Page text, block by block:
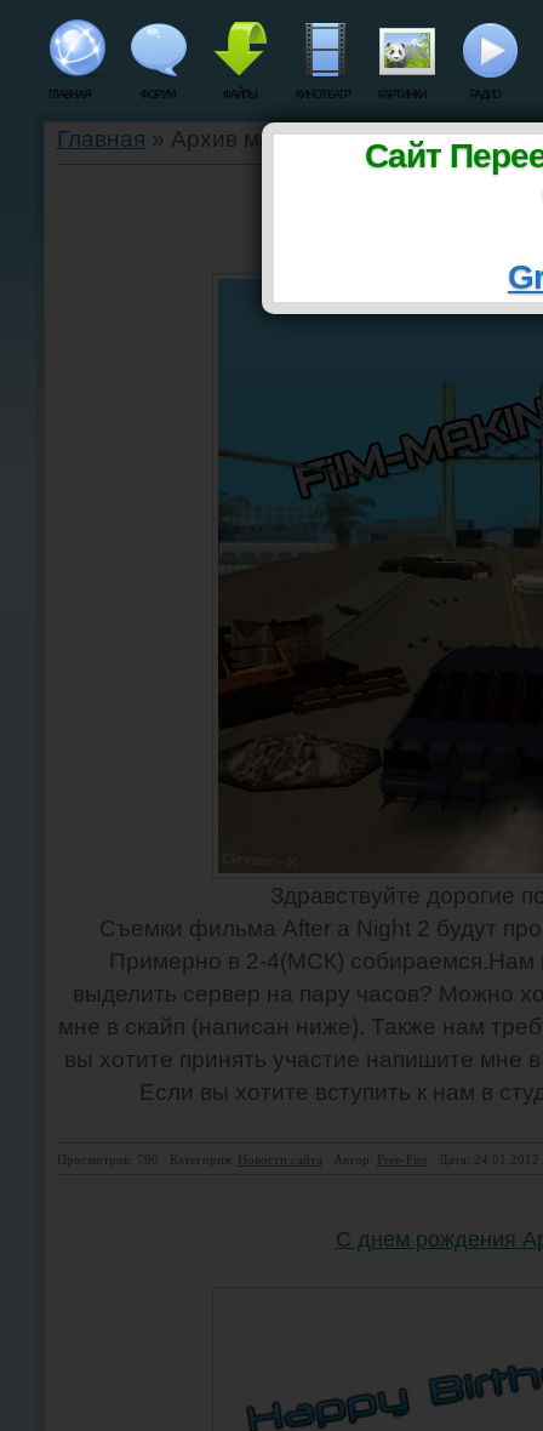
ГЛАВНАЯ ФОРУМ ФАЙЛЫ КИНОТЕАТР КАРТИНКИ РАДИО
Сайт
Главная » Архив материалов
Здравствуйте дорогие
Съемки фильма After a Night 2 будут
Примерно в 2-4(МСК) собираемся.Нам
выделить сервер на пару часов? Можно
мне в скайп (написан ниже). Также нам
вы хотите принять участие напишите мне
Если вы хотите вступить к нам в
Просмотров: 790 Категория: Новости сайта Автор: Free-Fire Дата: 24.01.2012
С днем рождения